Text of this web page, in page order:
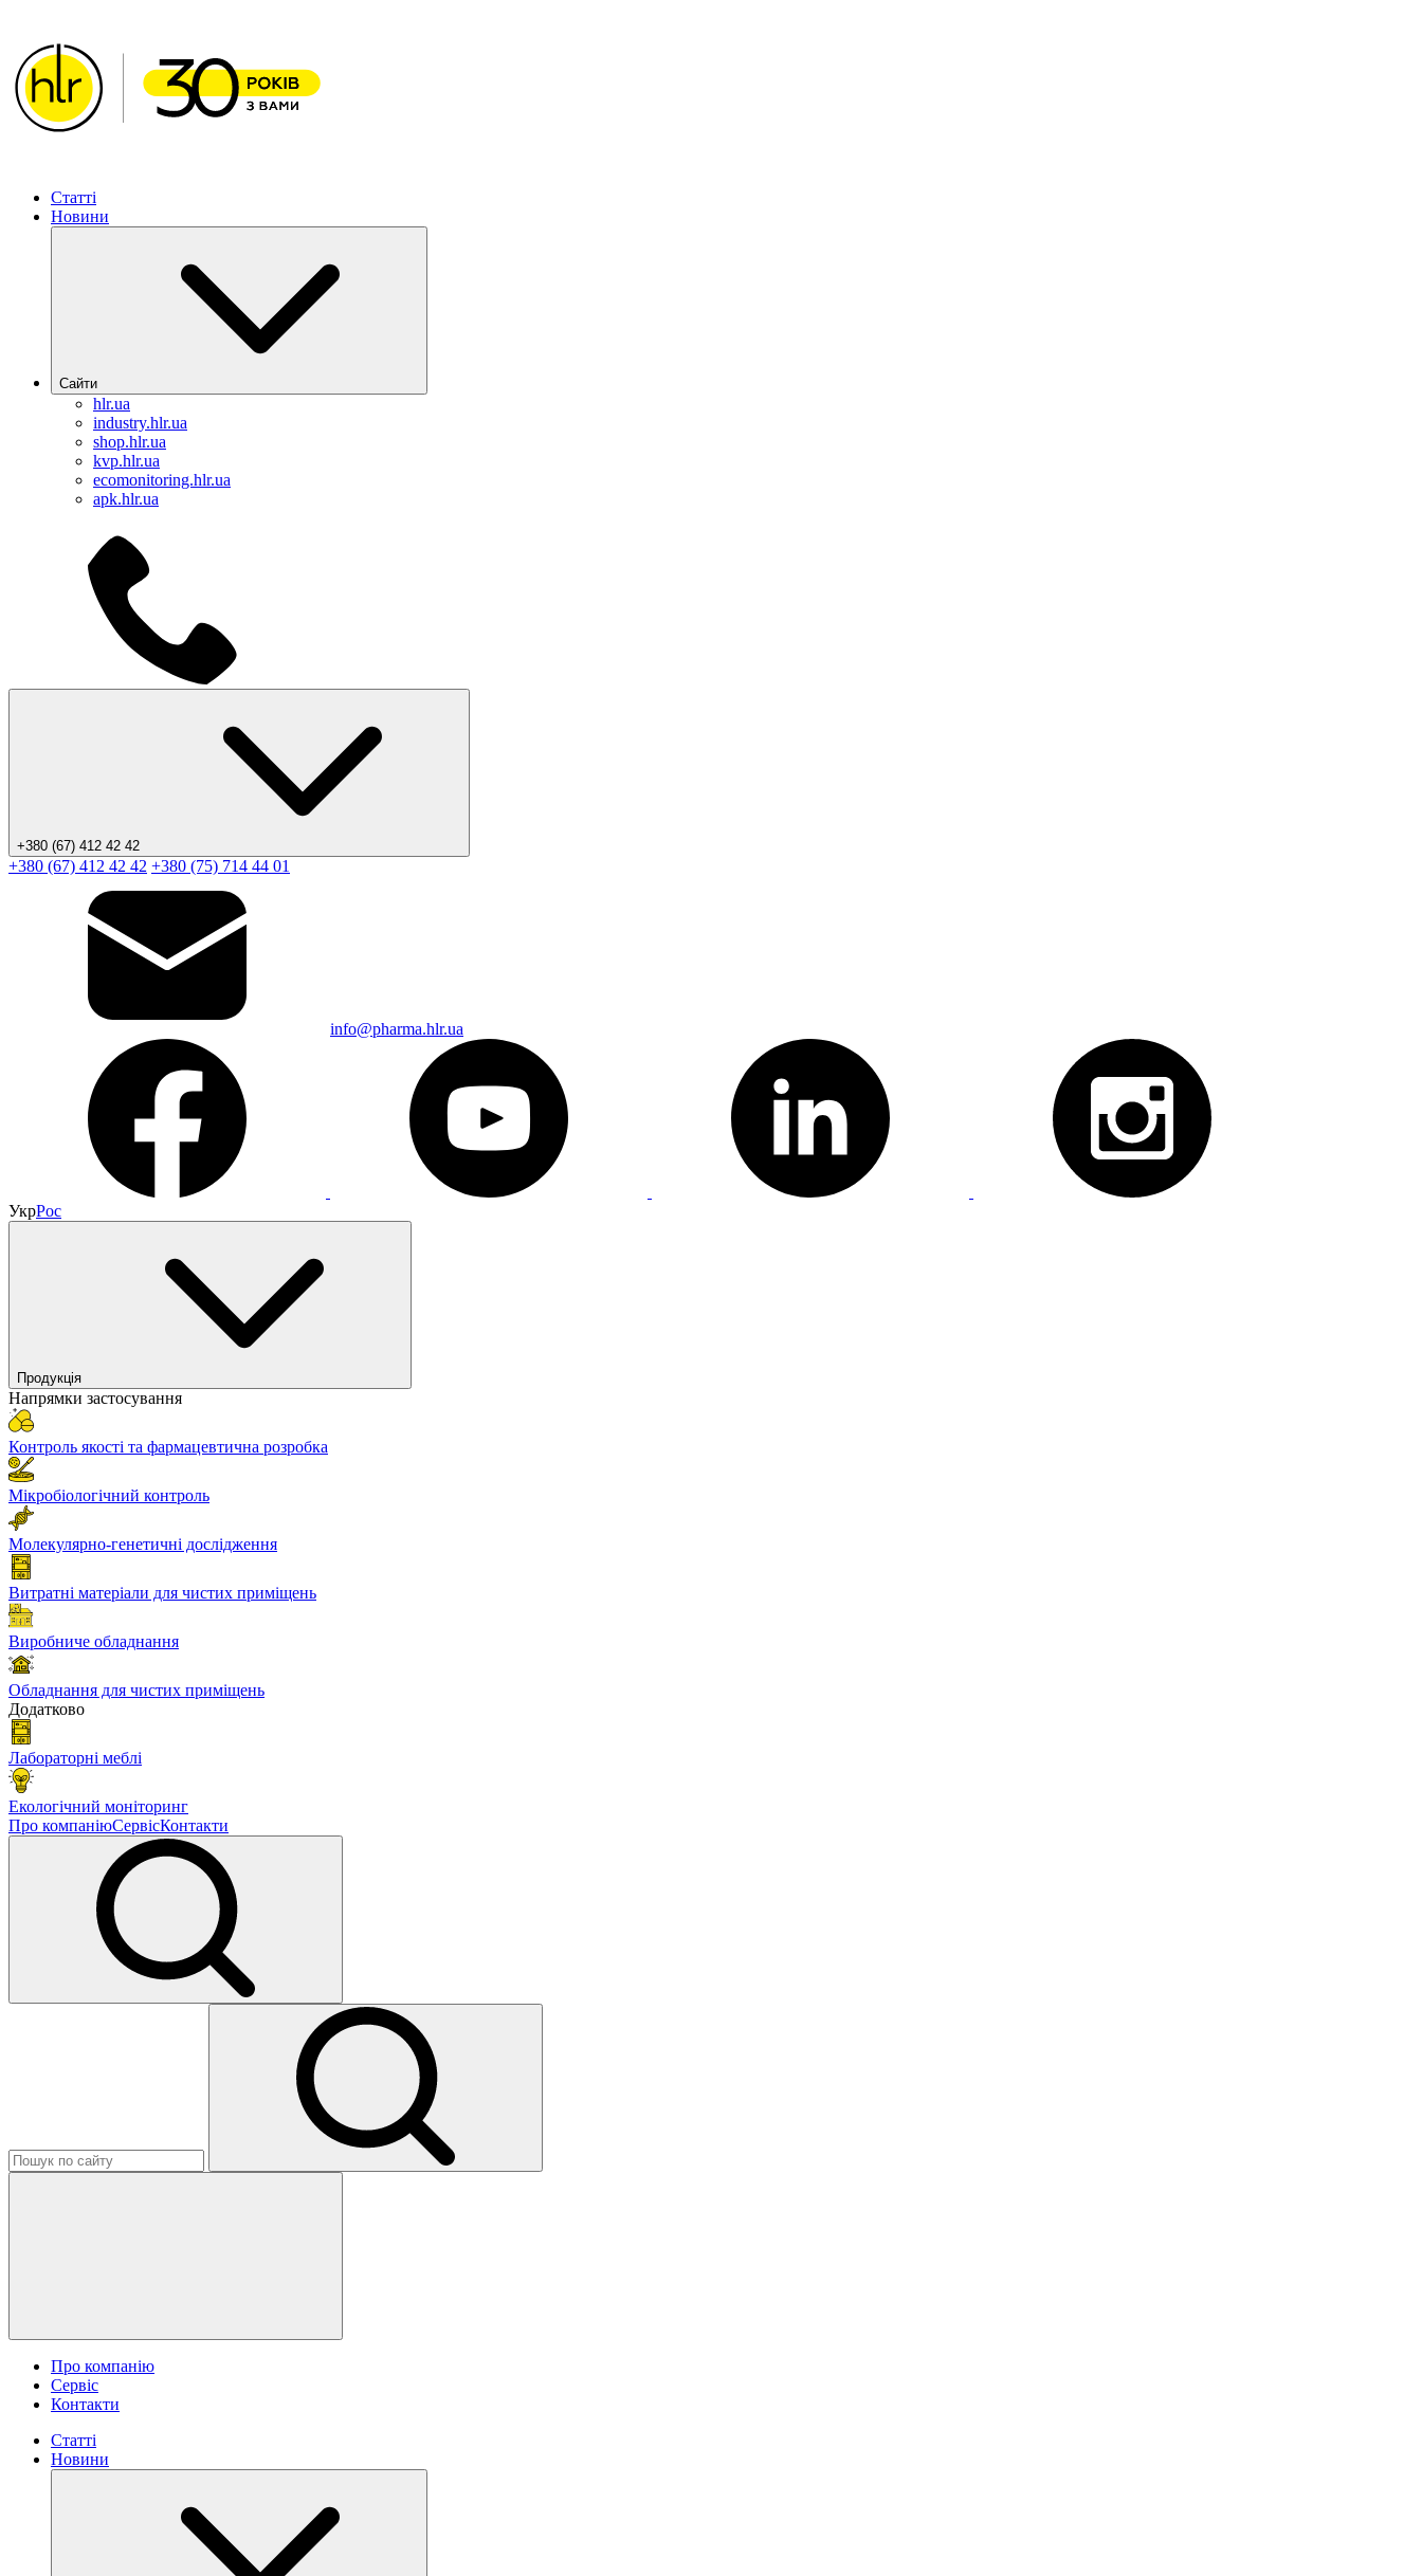
Статті
Новини
Сайти
hlr.ua
industry.hlr.ua
shop.hlr.ua
kvp.hlr.ua
ecomonitoring.hlr.ua
apk.hlr.ua
+380 (67) 412 42 42
+380 (67) 412 42 42 +380 (75) 714 44 01
info@pharma.hlr.ua
УкрРос
Продукція
Напрямки застосування
Контроль якості та фармацевтична розробка
Мікробіологічний контроль
Молекулярно-генетичні дослідження
Витратні матеріали для чистих приміщень
Виробниче обладнання
Обладнання для чистих приміщень
Додатково
Лабораторні меблі
Екологічний моніторинг
Про компаніюСервісКонтакти
Про компанію
Сервіс
Контакти
Статті
Новини